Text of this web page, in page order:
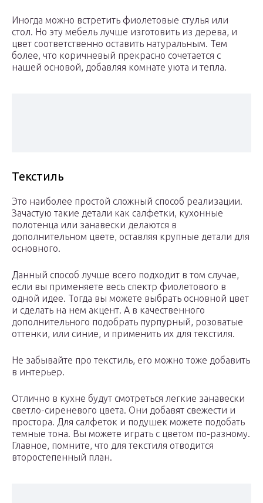
Иногда можно встретить фиолетовые стулья или
стол. Но эту мебель лучше изготовить из дерева, и
цвет соответственно оставить натуральным. Тем
более, что коричневый прекрасно сочетается с
нашей основой, добавляя комнате уюта и тепла.
Текстиль
Это наиболее простой сложный способ реализации.
Зачастую такие детали как салфетки, кухонные
полотенца или занавески делаются в
дополнительном цвете, оставляя крупные детали для
основного.
Данный способ лучше всего подходит в том случае,
если вы применяете весь спектр фиолетового в
одной идее. Тогда вы можете выбрать основной цвет
и сделать на нем акцент. А в качественного
дополнительного подобрать пурпурный, розоватые
оттенки, или синие, и применить их для текстиля.
Не забывайте про текстиль, его можно тоже добавить
в интерьер.
Отлично в кухне будут смотреться легкие занавески
светло-сиреневого цвета. Они добавят свежести и
простора. Для салфеток и подушек можете подобать
темные тона. Вы можете играть с цветом по-разному.
Главное, помните, что для текстиля отводится
второстепенный план.